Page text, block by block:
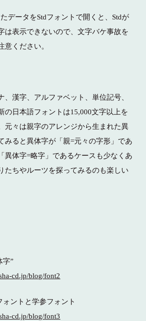
データをStdフォントで開くと、Stdが
は表示できないので、文字バケ事故を
意ください。
、漢字、アルファベット、単位記号、
の日本語フォントは15,000文字以上を
元々は親字のアレンジから生まれた異
みると異体字が「親=元々の字形」であ
異体字=略字」であるケースも少なくあ
たちやルーツを探ってみるのも楽しい
字”
cd.jp/blog/font2
ォントと学参フォント
cd.jp/blog/font3